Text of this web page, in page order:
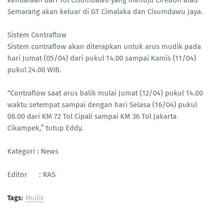
Semarang akan keluar di GT Cimalaka dan Cisumdawu Jaya.
Sistem Contraflow
Sistem contraflow akan diterapkan untuk arus mudik pada
hari Jumat (05/04) dari pukul 14.00 sampai Kamis (11/04)
pukul 24.00 WIB.
“Contraflow saat arus balik mulai Jumat (12/04) pukul 14.00
waktu setempat sampai dengan hari Selasa (16/04) pukul
08.00 dari KM 72 Tol Cipali sampai KM 36 Tol Jakarta
Cikampek,” tutup Eddy.
Kategori : News
Editor : RAS
Tags: Mudik